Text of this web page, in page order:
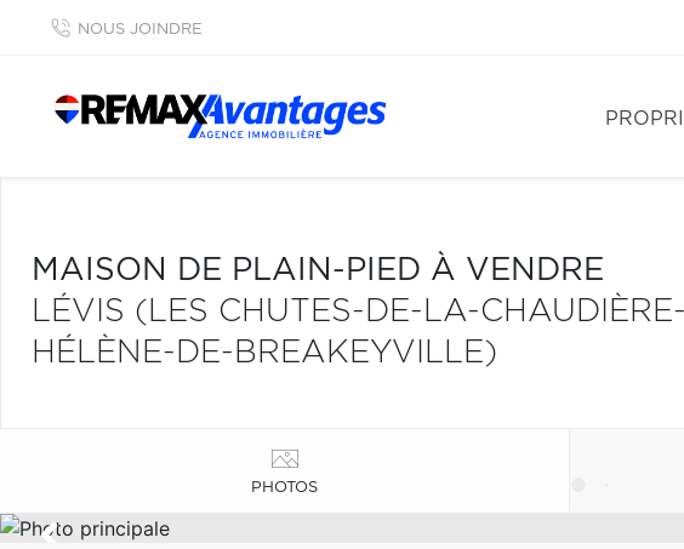
NOUS JOINDRE
MAISON DE PLAIN-PIED À VENDRE
LÉVIS (LES CHUTES-DE-LA-
HÉLÈNE-DE-BREAKEYVILLE)
PHOTOS